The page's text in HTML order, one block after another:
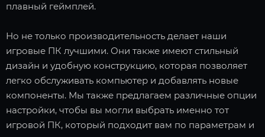
плавный геймплей.
Но не только производительность делает наши
игровые ПК лучшими. Они также имеют стильный
дизайн и удобную конструкцию, которая позволяет
легко обслуживать компьютер и добавлять новые
компоненты. Мы также предлагаем различные опции
настройки, чтобы вы могли выбрать именно тот
игровой ПК, который подходит вам по параметрам и